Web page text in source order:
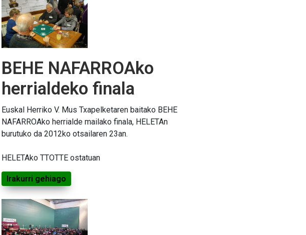
BEHE NAFARROAko
herrialdeko finala
Euskal Herriko V. Mus Txapelketaren baitako BEHE
NAFARROAko herrialde mailako finala, HELETAn
burutuko da 2012ko otsailaren 23an.
HELETAko TTOTTE ostatuan
Irakurri gehiago